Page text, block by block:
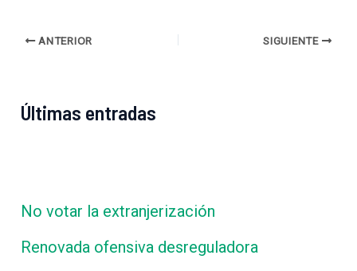
ANTERIOR SIGUIENTE
Últimas entradas
No votar la extranjerización
Renovada ofensiva desreguladora